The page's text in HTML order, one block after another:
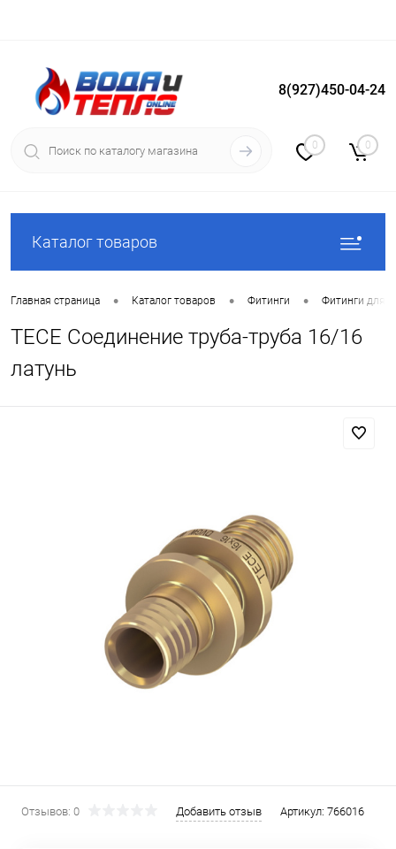
Вход Регистрация
8(927)450-04-24
0 0
Каталог товаров
Главная страница • Каталог товаров • Фитинги • Фитинги для
TECE Соединение труба-труба 16/16
латунь
Отзывов: 0 Добавить отзыв Артикул: 766016